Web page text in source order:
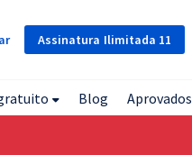
Assinatura Ilimitada 11
Blog Aprovados